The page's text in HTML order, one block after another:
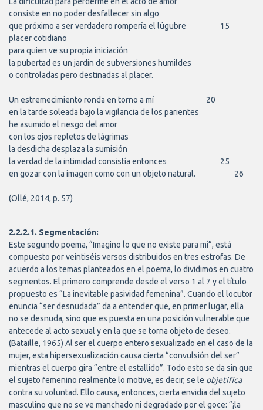
consiste en no poder desfallecer sin algo
que próximo a ser verdadero rompería el lúgubre			15
placer cotidiano
para quien ve su propia iniciación
la pubertad es un jardín de subversiones humildes
o controladas pero destinadas al placer.
Un estremecimiento ronda en torno a mí 				20
en la tarde soleada bajo la vigilancia de los parientes
he asumido el riesgo del amor
con los ojos repletos de lágrimas
la desdicha desplaza la sumisión
la verdad de la intimidad consistía entonces 				25
en gozar con la imagen como con un objeto natural.			26
(Ollé, 2014, p. 57)
2.2.2.1. Segmentación:
Este segundo poema, “Imagino lo que no existe para mí”, está
compuesto por veintiséis versos distribuidos en tres estrofas. De
acuerdo a los temas planteados en el poema, lo dividimos en cuatro
segmentos. El primero comprende desde el verso 1 al 7 y el título
propuesto es “La inevitable pasividad femenina”. Cuando el locutor
enuncia “ser desnudada” da a entender que, en primer lugar, ella
no se desnuda, sino que es puesta en una posición vulnerable que
antecede al acto sexual y en la que se torna objeto de deseo.
(Bataille, 1965) Al ser el cuerpo entero sexualizado en el caso de la
mujer, esta hipersexualización causa cierta “convulsión del ser”
mientras el cuerpo gira “entre el estallido”. Todo esto se da sin que
el sujeto femenino realmente lo motive, es decir, se le objetifica
contra su voluntad. Ello causa, entonces, cierta envidia del sujeto
masculino que no se ve manchado ni degradado por el goce: “¡la